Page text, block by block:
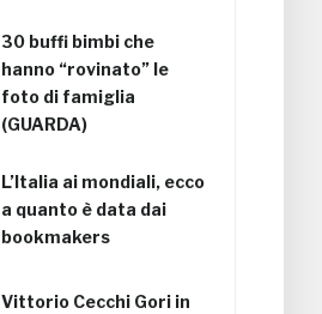
30 buffi bimbi che
hanno “rovinato” le
foto di famiglia
(GUARDA)
L’Italia ai mondiali, ecco
a quanto è data dai
bookmakers
Vittorio Cecchi Gori in